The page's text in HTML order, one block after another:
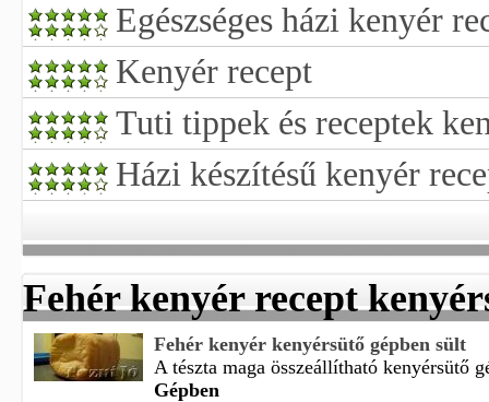
Egészséges házi kenyér
Kenyér recept
Tuti tippek és receptek
Házi készítésű kenyér
Fehér kenyér recept
Fehér kenyér kenyérsütő gépben sült
A tészta maga összeállítható kenyérsütő
Gépben